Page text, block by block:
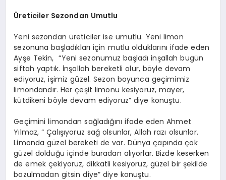
Üreticiler Sezondan Umutlu
Yeni sezondan üreticiler ise umutlu. Yeni limon
sezonuna başladıkları için mutlu olduklarını ifade eden
Ayşe Tekin, “Yeni sezonumuz başladı inşallah bugün
siftah yaptık. İnşallah bereketli olur, böyle devam
ediyoruz, işimiz güzel. Sezon boyunca geçimimiz
limondandır. Her çeşit limonu kesiyoruz, mayer,
kütdikeni böyle devam ediyoruz” diye konuştu.
Geçimini limondan sağladığını ifade eden Ahmet
Yılmaz, “ Çalışıyoruz sağ olsunlar, Allah razı olsunlar.
Limonda güzel bereketi de var. Dünya çapında çok
güzel dolduğu içinde buradan alıyorlar. Bizde keserken
de emek çekiyoruz, dikkatli kesiyoruz, güzel bir şekilde
bozulmadan gitsin diye” diye konuştu.